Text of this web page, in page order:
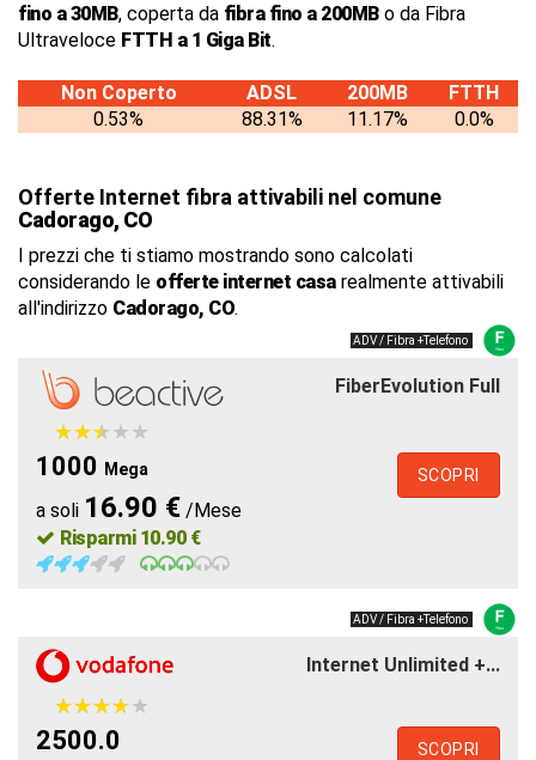
fino a 30MB, coperta da fibra fino a 200MBo da Fibra
Ultraveloce FTTH a 1 Giga Bit.
Non Coperto ADSL 200MB
FTTH
0.53%
88.31% 11.17% 0.0%
Offerte Internet fibra attivabili nel comune
Cadorago, CO
I prezzi che ti stiamo mostrando sono calcolati
considerando le offerte internet casarealmente attivabili
all'indirizzo Cadorago, CO.
ADV / Fibra +Telefono
FiberEvolution Full
★★★★★
★★★★★
1000 Mega
a soli 16.90 € /Mese
Risparmi 10.90 €
SCOPRI
ADV / Fibra +Telefono
Internet Unlimited +...
★★★★★
★★★★★
2500.0 SCOPRI